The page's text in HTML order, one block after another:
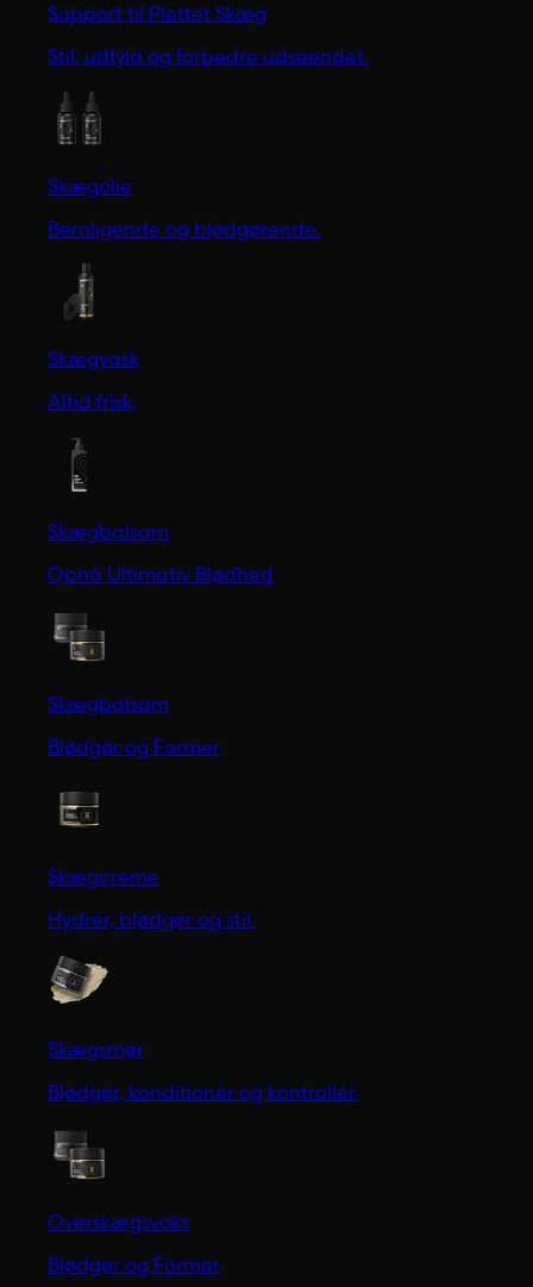
Support til Plettet Skæg
Stil, udfyld og forbedre udseendet.
Skægolie
Beroligende og blødgørende.
Skægvask
Altid frisk.
Skægbalsam
Opnå Ultimativ Blødhed
Skægbalsam
Blødgør og Former
Skægcreme
Hydrér, blødgør og stil.
Skægsmør
Blødgør, konditionér og kontrollér.
Overskægsvoks
Blødgør og Former